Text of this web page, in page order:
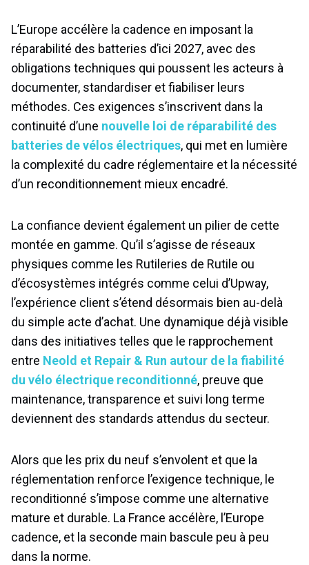
L’Europe accélère la cadence en imposant la
réparabilité des batteries d’ici 2027, avec des
obligations techniques qui poussent les acteurs à
documenter, standardiser et fiabiliser leurs
méthodes. Ces exigences s’inscrivent dans la
continuité d’une nouvelle loi de réparabilité des
batteries de vélos électriques, qui met en lumière
la complexité du cadre réglementaire et la nécessité
d’un reconditionnement mieux encadré.
La confiance devient également un pilier de cette
montée en gamme. Qu’il s’agisse de réseaux
physiques comme les Rutileries de Rutile ou
d’écosystèmes intégrés comme celui d’Upway,
l’expérience client s’étend désormais bien au-delà
du simple acte d’achat. Une dynamique déjà visible
dans des initiatives telles que le rapprochement
entre Neold et Repair & Run autour de la fiabilité
du vélo électrique reconditionné, preuve que
maintenance, transparence et suivi long terme
deviennent des standards attendus du secteur.
Alors que les prix du neuf s’envolent et que la
réglementation renforce l’exigence technique, le
reconditionné s’impose comme une alternative
mature et durable. La France accélère, l’Europe
cadence, et la seconde main bascule peu à peu
dans la norme.